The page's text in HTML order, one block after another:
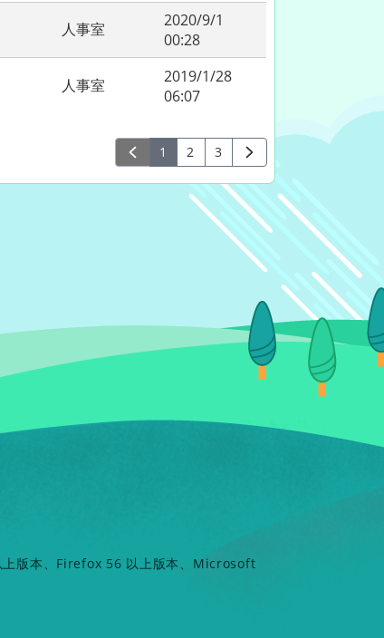
人事室
2020/9/1
00:28
人事室
2019/1/28
06:07
1 2 3
版本、Firefox 56 以上版本、Microsoft